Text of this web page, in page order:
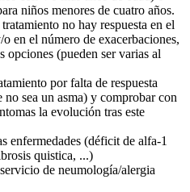
niños menores de cuatro años.
no hay respuesta en el
en el número de exacerbaciones,
opciones (pueden ser varias al
por falta de respuesta
no sea un asma) y comprobar con
la evolución tras este
enfermedades (déficit de alfa-1
quistica, ...)
de neumología/alergia